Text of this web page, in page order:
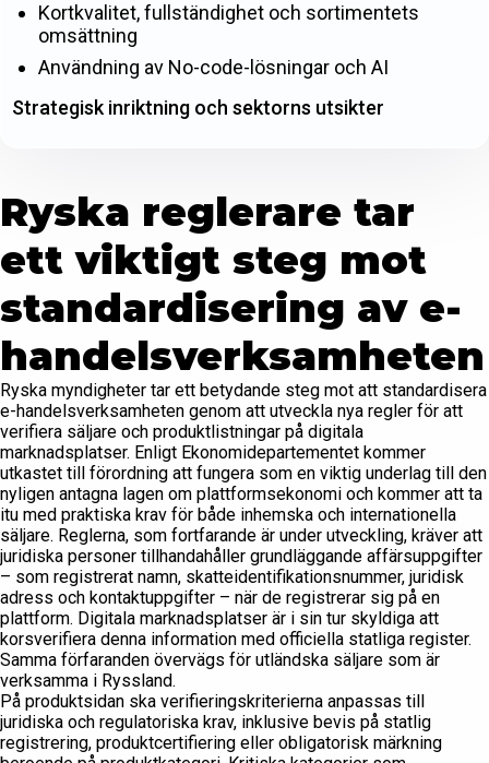
Ryska reglerare tar
ett viktigt steg mot
standardisering av e-
handelsverksamheten
Ryska myndigheter tar ett betydande steg mot att standardisera
e-handelsverksamheten genom att utveckla nya regler för att
verifiera säljare och produktlistningar på digitala
marknadsplatser. Enligt Ekonomidepartementet kommer
utkastet till förordning att fungera som en viktig underlag till den
nyligen antagna lagen om plattformsekonomi och kommer att ta
itu med praktiska krav för både inhemska och internationella
säljare. Reglerna, som fortfarande är under utveckling, kräver att
juridiska personer tillhandahåller grundläggande affärsuppgifter
– som registrerat namn, skatteidentifikationsnummer, juridisk
adress och kontaktuppgifter – när de registrerar sig på en
plattform. Digitala marknadsplatser är i sin tur skyldiga att
korsverifiera denna information med officiella statliga register.
Samma förfaranden övervägs för utländska säljare som är
verksamma i Ryssland.
På produktsidan ska verifieringskriterierna anpassas till
juridiska och regulatoriska krav, inklusive bevis på statlig
registrering, produktcertifiering eller obligatorisk märkning
Kortkvalitet, fullständighet och sortimentets
omsättning
Användning av No-code-lösningar och AI
Strategisk inriktning och sektorns utsikter